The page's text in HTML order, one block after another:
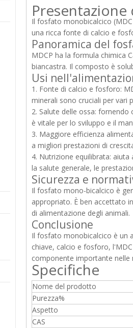
Il fosfato monobicalcico
una ricca fonte di calcio e
Panoramica del
MDCP ha la formula chimica
biancastra. Il composto è
Usi
1. Fonte di calcio e fosforo:
minerali sono cruciali per vari
2. Salute delle ossa:
è vitale per lo sviluppo e il
3. Maggiore efficienza
a migliori prestazioni di
4. Nutrizione equilibrata:
la salute generale, le
Sicurezza e
Il fosfato mono-bicalcico è
appropriato. È ben accettato
di alimentazione degli animali.
Conclusione
Il fosfato monobicalcico è un
chiave, calcio e fosforo,
componente importante nelle
Specifiche
Nome del prodotto
Purezza%
Aspetto
CAS